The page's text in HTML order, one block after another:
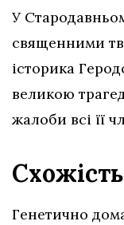
У
священними
історика
великою
жалоби всі її
Генетично